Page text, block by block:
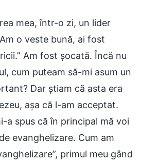
mea, într-o zi, un lider
o veste bună, ai fost
Am fost șocată. Încă nu
cum puteam să-mi asum un
Dar știam că asta era
așa că l-am acceptat.
a spus că în principal mă voi
evanghelizare. Cum am
primul meu gând